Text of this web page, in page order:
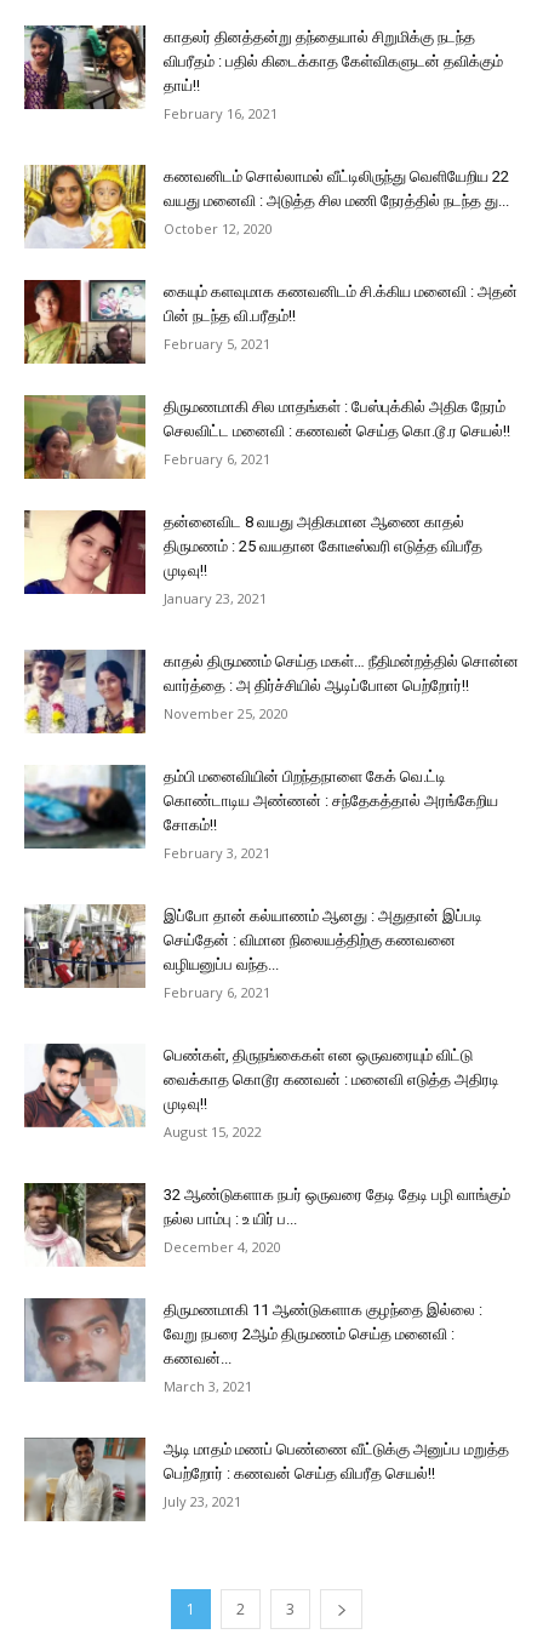
காதலர் தினத்தன்று தந்தையால் சிறுமிக்கு நடந்த
விபரீதம் : பதில் கிடைக்காத கேள்விகளுடன் தவிக்கும்
தாய்!!
February 16, 2021
கணவனிடம் சொல்லாமல் வீட்டிலிருந்து வெளியேறிய 22
வயது மனைவி : அடுத்த சில மணி நேரத்தில் நடந்த து...
October 12, 2020
கையும் களவுமாக கணவனிடம் சி.க்கிய மனைவி : அதன்
பின் நடந்த வி.பரீதம்!!
February 5, 2021
திருமணமாகி சில மாதங்கள் : பேஸ்புக்கில் அதிக நேரம்
செலவிட்ட மனைவி : கணவன் செய்த கொ.டூ.ர செயல்!!
February 6, 2021
தன்னைவிட 8 வயது அதிகமான ஆணை காதல்
திருமணம் : 25 வயதான கோடீஸ்வரி எடுத்த விபரீத
முடிவு!!
January 23, 2021
காதல் திருமணம் செய்த மகள்… நீதிமன்றத்தில் சொன்ன
வார்த்தை : அ திர்ச்சியில் ஆடிப்போன பெற்றோர்!!
November 25, 2020
தம்பி மனைவியின் பிறந்தநாளை கேக் வெ.ட்டி
கொண்டாடிய அண்ணன் : சந்தேகத்தால் அரங்கேறிய
சோகம்!!
February 3, 2021
இப்போ தான் கல்யாணம் ஆனது : அதுதான் இப்படி
செய்தேன் : விமான நிலையத்திற்கு கணவனை
வழியனுப்ப வந்த...
February 6, 2021
பெண்கள், திருநங்கைகள் என ஒருவரையும் விட்டு
வைக்காத கொடூர கணவன் : மனைவி எடுத்த அதிரடி
முடிவு!!
August 15, 2022
32 ஆண்டுகளாக நபர் ஒருவரை தேடி தேடி பழி வாங்கும்
நல்ல பாம்பு : உ யிர் ப...
December 4, 2020
திருமணமாகி 11 ஆண்டுகளாக குழந்தை இல்லை :
வேறு நபரை 2ஆம் திருமணம் செய்த மனைவி :
கணவன்...
March 3, 2021
ஆடி மாதம் மணப் பெண்ணை வீட்டுக்கு அனுப்ப மறுத்த
பெற்றோர் : கணவன் செய்த விபரீத செயல்!!
July 23, 2021
1 2 3